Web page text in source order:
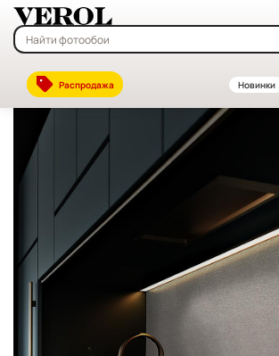
Распродажа Новинки
Главная—Каталог